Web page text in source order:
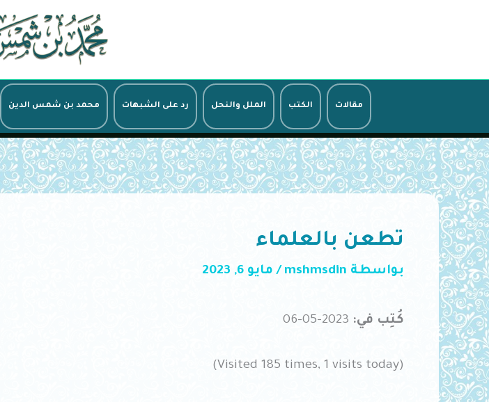
مقالات الكتب الملل والنحل رد على الشبهات محمد بن شمس الدين
تطعن بالعلماء
بواسطة mshmsdin
/ مايو 6, 2023
كُتِب في: 2023-05-06
(Visited 185 times, 1 visits today)